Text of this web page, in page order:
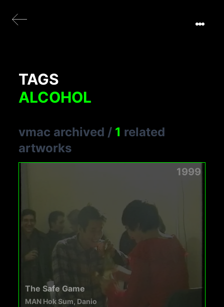
TAGS
ALCOHOL
vmac archived / 1 related
artworks
1999
The Safe Game
MAN Hok Sum, Danio